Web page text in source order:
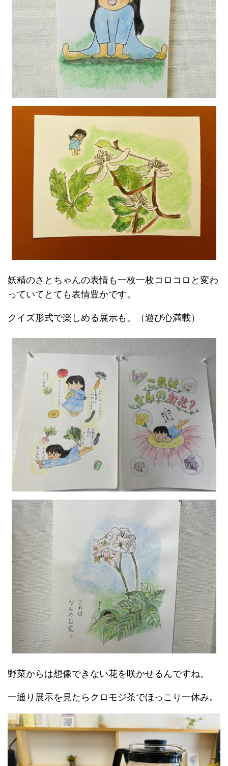
妖精のさとちゃんの表情も一枚一枚コロコロと変わ
っていてとても表情豊かです。
クイズ形式で楽しめる展示も。（遊び心満載）
野菜からは想像できない花を咲かせるんですね。
一通り展示を見たらクロモジ茶でほっこり一休み。